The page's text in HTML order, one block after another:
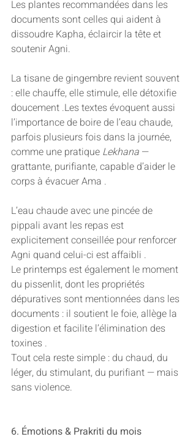
Les plantes recommandées dans les
documents sont celles qui aident à
dissoudre Kapha, éclaircir la tête et
soutenir Agni.
La tisane de gingembre revient souvent
: elle chauffe, elle stimule, elle détoxifie
doucement .Les textes évoquent aussi
l’importance de boire de l’eau chaude,
parfois plusieurs fois dans la journée,
comme une pratique Lekhana —
grattante, purifiante, capable d’aider le
corps à évacuer Ama .
L’eau chaude avec une pincée de
pippali avant les repas est
explicitement conseillée pour renforcer
Agni quand celui-ci est affaibli .
Le printemps est également le moment
du pissenlit, dont les propriétés
dépuratives sont mentionnées dans les
documents : il soutient le foie, allège la
digestion et facilite l’élimination des
toxines .
Tout cela reste simple : du chaud, du
léger, du stimulant, du purifiant — mais
sans violence.
6. Émotions & Prakriti du mois